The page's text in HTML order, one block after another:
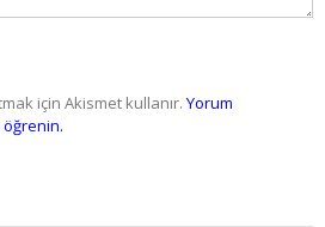
için Akismet kullanır. Yorum